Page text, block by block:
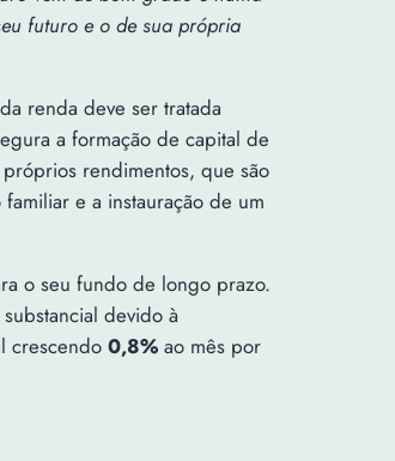
futuro e o de sua própria
da renda deve ser tratada
a formação de capital de
rendimentos, que são
e a instauração de um
o seu fundo de longo prazo.
devido à
crescendo 0,8% ao mês por